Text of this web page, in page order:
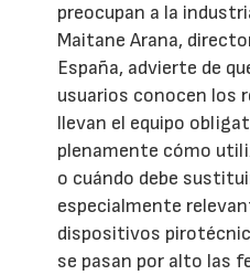
preocupan a la
Maitane Arana,
España, advierte de
usuarios conocen los
llevan el equipo
plenamente cómo
o cuándo debe
especialmente
dispositivos
se pasan por alto las